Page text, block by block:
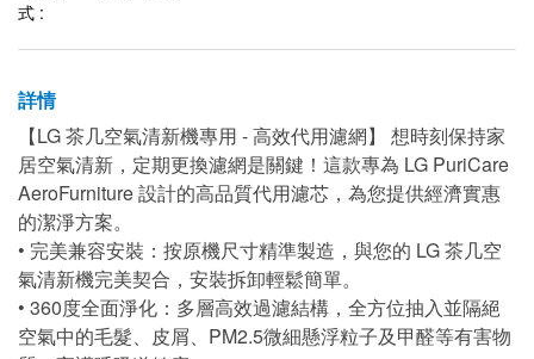
式 :
詳情
【LG 茶几空氣清新機專用 - 高效代用濾網】 想時刻保持家
居空氣清新，定期更換濾網是關鍵！這款專為 LG PuriCare
AeroFurniture 設計的高品質代用濾芯，為您提供經濟實惠
的潔淨方案。
• 完美兼容安裝：按原機尺寸精準製造，與您的 LG 茶几空
氣清新機完美契合，安裝拆卸輕鬆簡單。
• 360度全面淨化：多層高效過濾結構，全方位抽入並隔絕
空氣中的毛髮、皮屑、PM2.5微細懸浮粒子及甲醛等有害物